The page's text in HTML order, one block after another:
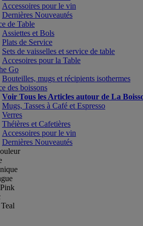
Accessoires pour le vin
Dernières Nouveautés
de Table
Assiettes et Bols
Plats de Service
Sets de vaisselles et service de table
Accesoires pour la Table
Go
Bouteilles, mugs et récipients isothermes
des boissons
Voir Tous les Articles autour de La
Mugs, Tasses à Café et Espresso
Verres
Théières et Cafetières
Accessoires pour le vin
Dernières Nouveautés